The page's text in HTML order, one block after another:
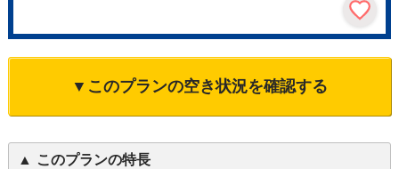
▼このプランの空き状況を確認する
このプランの特長